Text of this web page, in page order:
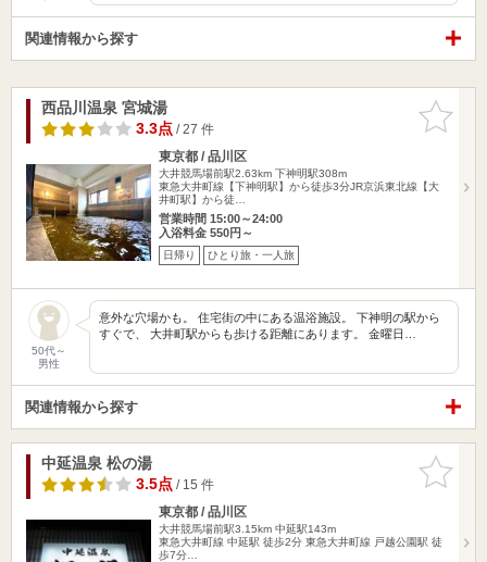
関連情報から探す
お気に入
りに追加
西品川温泉 宮城湯
3.3点/ 27 件
東京都 / 品川区
大井競馬場前駅2.63km 下神明駅308m
東急大井町線【下神明駅】から徒歩3分JR京浜東北線【大
井町駅】から徒…
営業時間 15:00～24:00
入浴料金 550円～
日帰り ひとり旅・一人旅
50代～
男性
意外な穴場かも。 住宅街の中にある温浴施設。 下神明の駅から
すぐで、 大井町駅からも歩ける距離にあります。 金曜日…
関連情報から探す
お気に入
りに追加
中延温泉 松の湯
3.5点/ 15 件
東京都 / 品川区
大井競馬場前駅3.15km 中延駅143m
東急大井町線 中延駅 徒歩2分 東急大井町線 戸越公園駅 徒
歩7分…